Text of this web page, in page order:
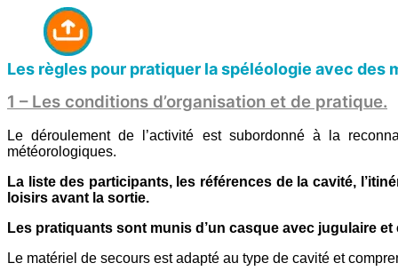
Les règles pour pratiquer la spéléologie avec des
1 – Les conditions d’organisation et de pratique.
Le déroulement de l’activité est subordonné à la
météorologiques.
La liste des participants, les références de la cavité,
loisirs avant la sortie.
Les pratiquants sont munis d’un casque avec jugulaire et
Le matériel de secours est adapté au type de cavité et